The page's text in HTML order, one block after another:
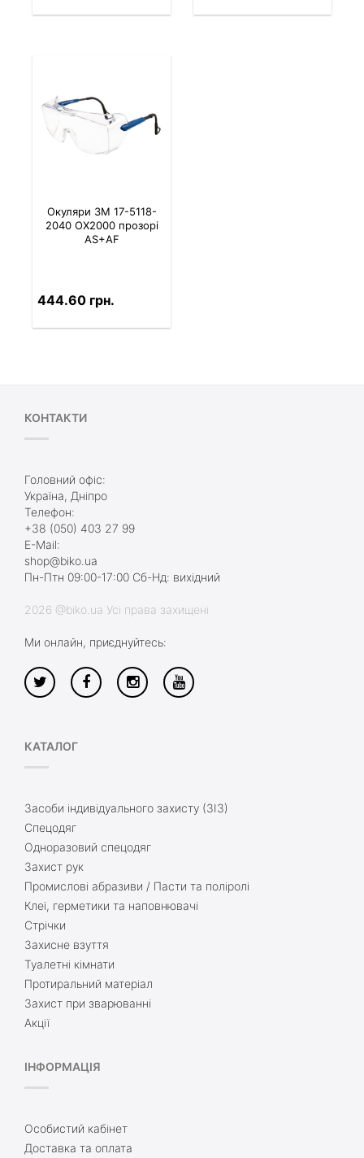
Окуляри 3M 17-5118-
2040 OX2000 прозорі
AS+AF
444.60 грн.
КОНТАКТИ
Головний офіс:
Україна, Дніпро
Телефон:
+38 (050) 403 27 99
E-Mail:
shop@biko.ua
Пн-Птн 09:00-17:00 Сб-Нд: вихідний
2026 @biko.ua Усі права захищені
Ми онлайн, приєднуйтесь:
КАТАЛОГ
Засоби індивідуального захисту (ЗІЗ)
Спецодяг
Одноразовий спецодяг
Захист рук
Промислові абразиви / Пасти та поліролі
Клеї, герметики та наповнювачі
Стрічки
Захисне взуття
Туалетні кімнати
Протиральний матеріал
Захист при зварюванні
Акції
ІНФОРМАЦІЯ
Особистий кабінет
Доставка та оплата